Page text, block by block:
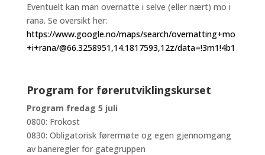
Eventuelt kan man overnatte i selve (eller nært) mo i
rana. Se oversikt her:
https://www.google.no/maps/search/overnatting+mo
+i+rana/@66.3258951,14.1817593,12z/data=!3m1!4b1
Program for førerutviklingskurset
Program fredag 5 juli
0800: Frokost
0830: Obligatorisk førermøte og egen gjennomgang
av baneregler for gategruppen